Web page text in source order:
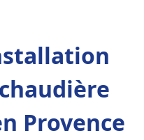
Provence